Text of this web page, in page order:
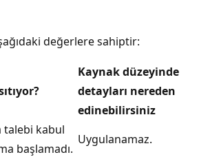
değerlere sahiptir:
Kaynak düzeyinde
detayları nereden
edinebilirsiniz
talebi kabul
başlamadı.
Uygulanamaz.